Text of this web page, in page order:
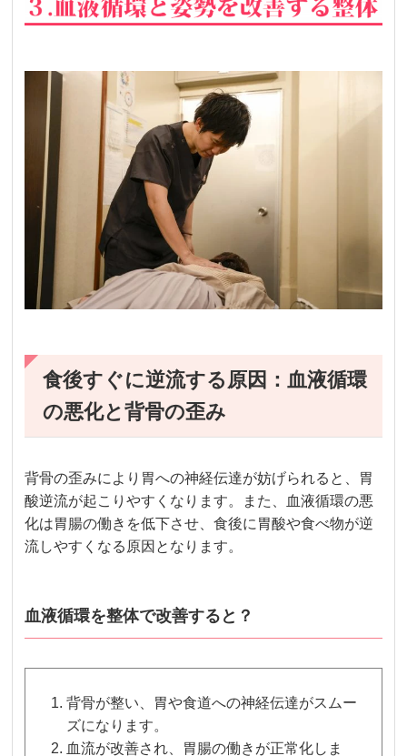
食後すぐに逆流する原因：血液循環
の悪化と背骨の歪み
背骨の歪みにより胃への神経伝達が妨げられると、胃
酸逆流が起こりやすくなります。また、血液循環の悪
化は胃腸の働きを低下させ、食後に胃酸や食べ物が逆
流しやすくなる原因となります。
血液循環を整体で改善すると？
背骨が整い、胃や食道への神経伝達がスムー
ズになります。
血流が改善され、胃腸の働きが正常化しま